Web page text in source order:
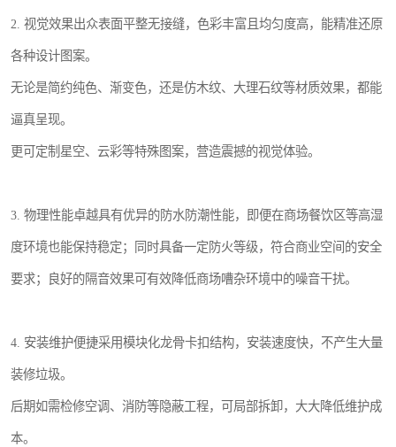
2. 视觉效果出众表面平整无接缝，色彩丰富且均匀度高，能精准还原
各种设计图案。
无论是简约纯色、渐变色，还是仿木纹、大理石纹等材质效果，都能
逼真呈现。
更可定制星空、云彩等特殊图案，营造震撼的视觉体验。
3. 物理性能卓越具有优异的防水防潮性能，即便在商场餐饮区等高湿
度环境也能保持稳定；同时具备一定防火等级，符合商业空间的安全
要求；良好的隔音效果可有效降低商场嘈杂环境中的噪音干扰。
4. 安装维护便捷采用模块化龙骨卡扣结构，安装速度快，不产生大量
装修垃圾。
后期如需检修空调、消防等隐蔽工程，可局部拆卸，大大降低维护成
本。